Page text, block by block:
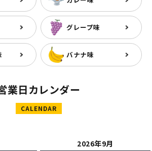
グレープ味
バナナ味
業日カレンダー
CALENDAR
2026年9月